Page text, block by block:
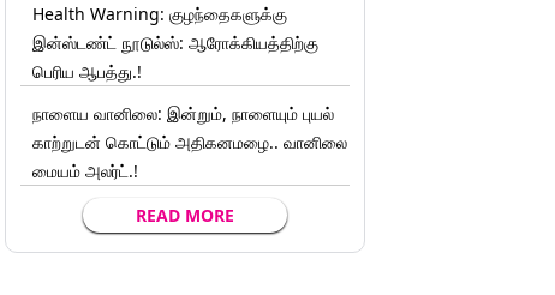
Health Warning: குழந்தைகளுக்கு
இன்ஸ்டண்ட் நூடுல்ஸ்: ஆரோக்கியத்திற்கு
பெரிய ஆபத்து.!
நாளைய வானிலை: இன்றும், நாளையும் புயல்
காற்றுடன் கொட்டும் அதிகனமழை.. வானிலை
மையம் அலர்ட்.!
READ MORE